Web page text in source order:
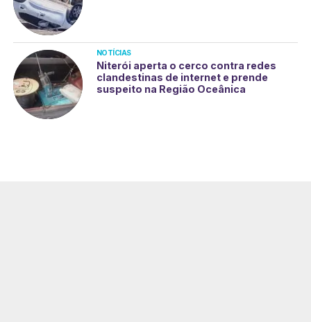
NOTÍCIAS
Niterói aperta o cerco contra redes
clandestinas de internet e prende
suspeito na Região Oceânica